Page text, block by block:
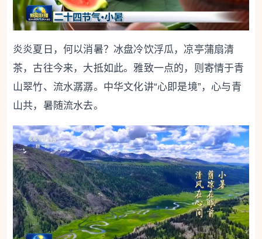
炎炎夏日，何以消暑？冰盘冷饮浮瓜，凉亭蒲扇清
茶，古往今来，大抵如此。雅致一点的，则寄情于青
山翠竹、流水潺潺。中华文化讲“心即是境”，心与青
山共，暑随流水去。